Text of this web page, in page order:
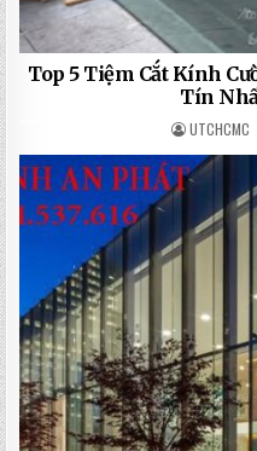
Top 5 Tiệm Cắt Kính
Tín
UTCHCMC